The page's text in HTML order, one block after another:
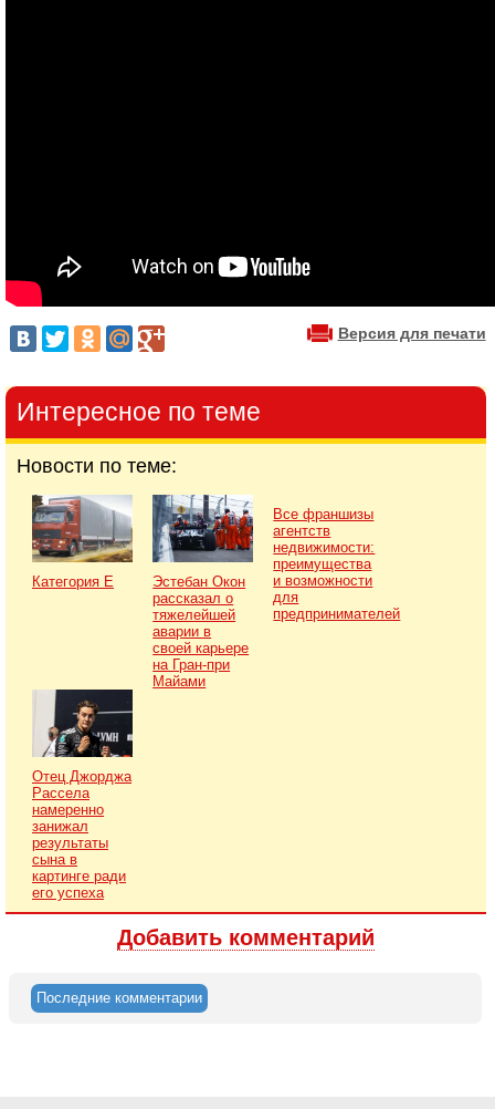
Версия для печати
Интересное по теме
Новости по теме:
Категория Е
Эстебан Окон
рассказал о
тяжелейшей
аварии в
своей карьере
на Гран-при
Майами
Все франшизы
агентств
недвижимости:
преимущества
и возможности
для
предпринимателей
Отец Джорджа
Рассела
намеренно
занижал
результаты
сына в
картинге ради
его успеха
Добавить комментарий
Последние комментарии